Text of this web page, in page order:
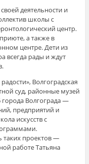
деятельности и
школы с
центр.
а также в
центре. Дети из
всегда рады и ждут
Волгоградская
суд, районные музей
города Волгограда —
предприятий и
искусств с
таких проектов —
работе Татьяна